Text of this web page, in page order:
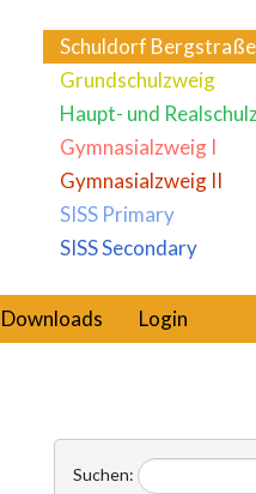
Schuldorf Bergstraße
Grundschulzweig
Haupt- und
Gymnasialzweig I
Gymnasialzweig II
SISS Primary
SISS Secondary
Downloads Login
Suchen: